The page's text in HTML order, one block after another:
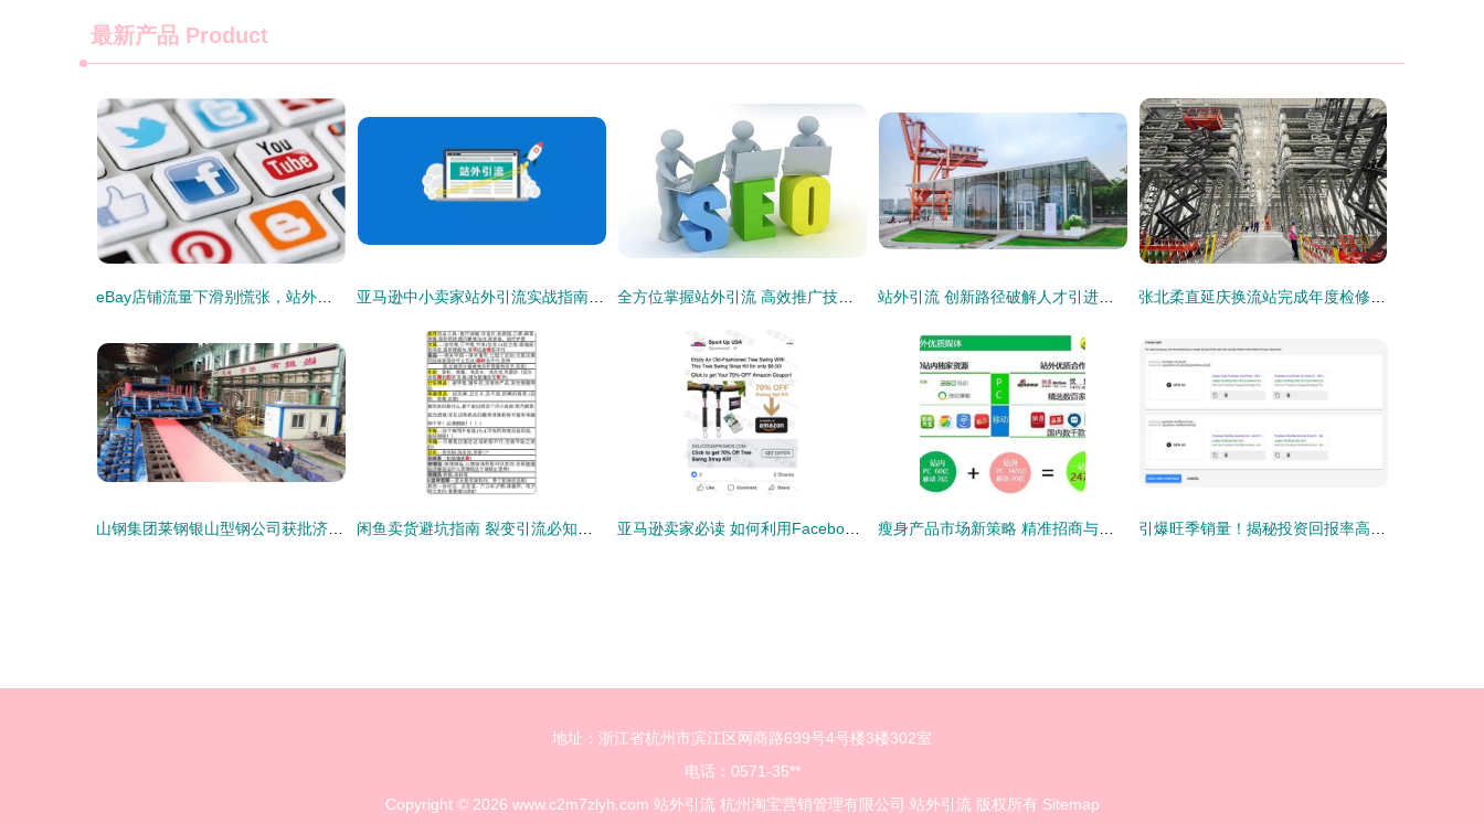
最新产品 Product
地址：浙江省杭州市滨江区网商路699号4号楼3楼302室
电话：0571-35**
Copyright © 2026 www.c2m7zlyh.com 站外引流 杭州淘宝营销管理有限公司 站外引流 版权所有 Sitemap